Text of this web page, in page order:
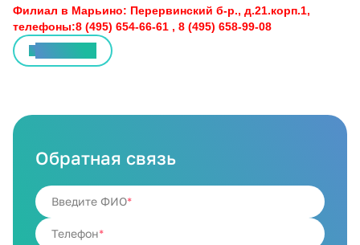
Филиал в Марьино: Перервинский б-р., д.21.корп.1,
телефоны:8 (495) 654-66-61 , 8 (495) 658-99-08
Обратная связь
Введите ФИО
Телефон